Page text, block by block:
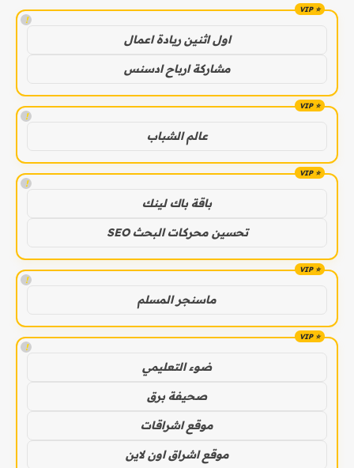
!
اول اثنين ريادة اعمال
مشاركة ارباح ادسنس
!
عالم الشباب
!
باقة باك لينك
تحسين محركات البحث SEO
!
ماسنجر المسلم
!
ضوء التعليمي
صحيفة برق
موقع اشراقات
موقع اشراق اون لاين